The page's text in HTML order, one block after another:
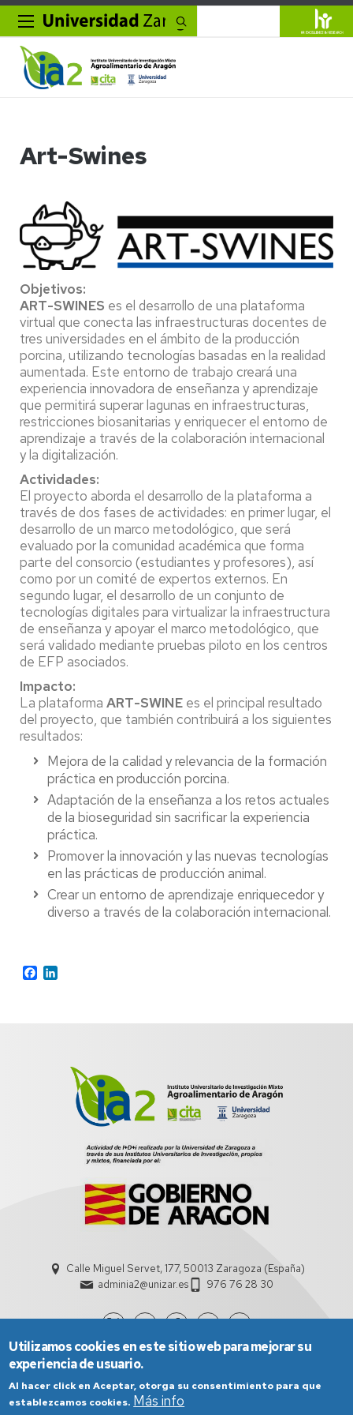
Art-Swines
Objetivos:
ART-SWINES es el desarrollo de una plataforma
virtual que conecta las infraestructuras docentes de
tres universidades en el ámbito de la producción
porcina, utilizando tecnologías basadas en la realidad
aumentada. Este entorno de trabajo creará una
experiencia innovadora de enseñanza y aprendizaje
que permitirá superar lagunas en infraestructuras,
restricciones biosanitarias y enriquecer el entorno de
aprendizaje a través de la colaboración internacional
y la digitalización.
Actividades:
El proyecto aborda el desarrollo de la plataforma a
través de dos fases de actividades: en primer lugar, el
desarrollo de un marco metodológico, que será
evaluado por la comunidad académica que forma
parte del consorcio (estudiantes y profesores), así
como por un comité de expertos externos. En
segundo lugar, el desarrollo de un conjunto de
tecnologías digitales para virtualizar la infraestructura
de enseñanza y apoyar el marco metodológico, que
será validado mediante pruebas piloto en los centros
de EFP asociados.
Impacto:
La plataforma ART-SWINE es el principal resultado
del proyecto, que también contribuirá a los siguientes
resultados:
Mejora de la calidad y relevancia de la formación
práctica en producción porcina.
Adaptación de la enseñanza a los retos actuales
de la bioseguridad sin sacrificar la experiencia
práctica.
Promover la innovación y las nuevas tecnologías
en las prácticas de producción animal.
Crear un entorno de aprendizaje enriquecedor y
diverso a través de la colaboración internacional.
Facebook
Calle Miguel Servet, 177, 50013 Zaragoza (España)
adminia2@unizar.es
976 76 28 30
Utilizamos cookies en este sitio web para mejorar su
experiencia de usuario.
Al hacer click en Aceptar, otorga su consentimiento para que
establezcamos cookies. Más info